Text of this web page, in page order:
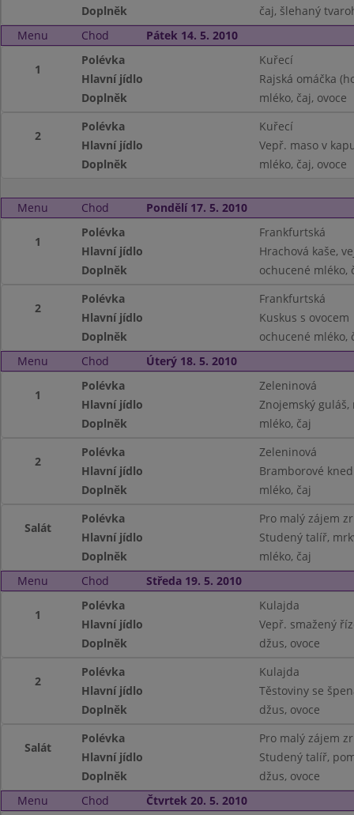
Doplněk
čaj, šlehaný
Menu
Chod Pátek 14. 5. 2010
1
Polévka
Kuřecí
Hlavní jídlo
Rajská omáčka
Doplněk
mléko, čaj, ovoce
2
Polévka
Kuřecí
Hlavní jídlo
Vepř. maso v
Doplněk
mléko, čaj, ovoce
Menu Chod Pondělí 17. 5. 2010
1
Polévka
Frankfurtská
Hlavní jídlo
Hrachová kaše,
Doplněk
ochucené mléko,
2
Polévka
Frankfurtská
Hlavní jídlo
Kuskus s ovocem
Doplněk
ochucené mléko,
Menu
Chod Úterý 18. 5. 2010
1
Polévka
Zeleninová
Hlavní jídlo
Znojemský guláš,
Doplněk
mléko, čaj
2
Polévka
Zeleninová
Hlavní jídlo
Bramborové
Doplněk
mléko, čaj
Salát
Polévka
Pro malý zájem
Hlavní jídlo
Studený talíř,
Doplněk
mléko, čaj
Menu
Chod Středa 19. 5. 2010
1
Polévka
Kulajda
Hlavní jídlo
Vepř. smažený
Doplněk
džus, ovoce
2
Polévka
Kulajda
Hlavní jídlo
Těstoviny se
Doplněk
džus, ovoce
Salát
Polévka
Pro malý zájem
Hlavní jídlo
Studený talíř,
Doplněk
džus, ovoce
Menu
Chod Čtvrtek 20. 5. 2010